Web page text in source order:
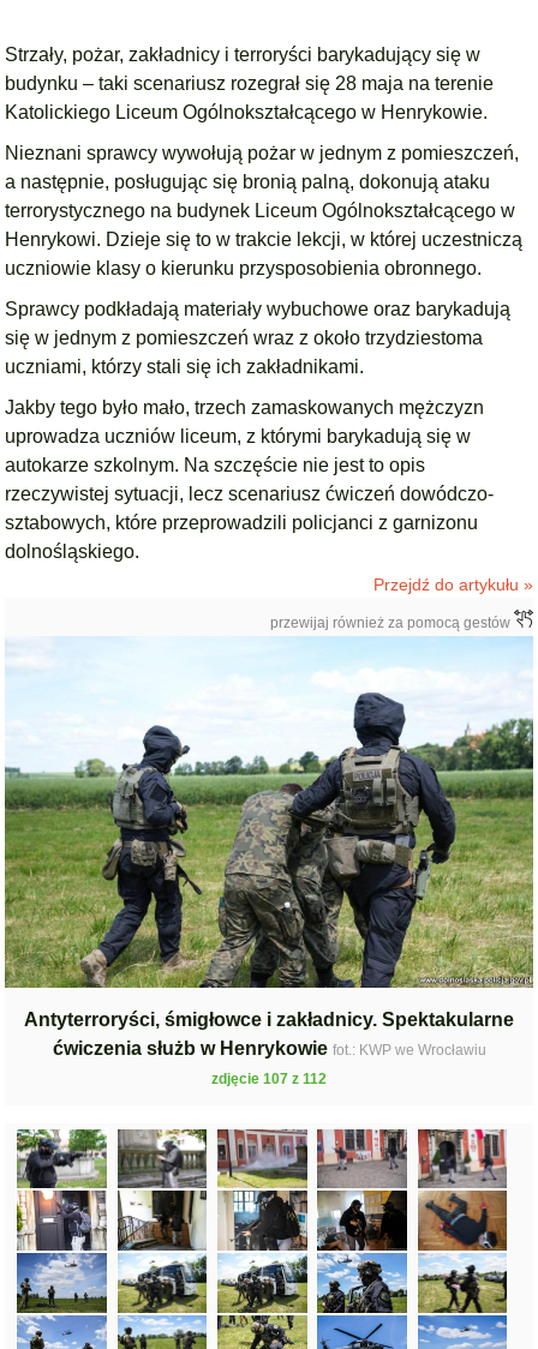
Strzały, pożar, zakładnicy i terroryści barykadujący się w
budynku – taki scenariusz rozegrał się 28 maja na terenie
Katolickiego Liceum Ogólnokształcącego w Henrykowie.
Nieznani sprawcy wywołują pożar w jednym z pomieszczeń,
a następnie, posługując się bronią palną, dokonują ataku
terrorystycznego na budynek Liceum Ogólnokształcącego w
Henrykowi. Dzieje się to w trakcie lekcji, w której uczestniczą
uczniowie klasy o kierunku przysposobienia obronnego.
Sprawcy podkładają materiały wybuchowe oraz barykadują
się w jednym z pomieszczeń wraz z około trzydziestoma
uczniami, którzy stali się ich zakładnikami.
Jakby tego było mało, trzech zamaskowanych mężczyzn
uprowadza uczniów liceum, z którymi barykadują się w
autokarze szkolnym. Na szczęście nie jest to opis
rzeczywistej sytuacji, lecz scenariusz ćwiczeń dowódczo-
sztabowych, które przeprowadzili policjanci z garnizonu
dolnośląskiego.
Przejdź do artykułu »
przewijaj również za pomocą gestów
Antyterroryści, śmigłowce i zakładnicy. Spektakularne
ćwiczenia służb w Henrykowie fot.: KWP we Wrocławiu
zdjęcie 107 z 112